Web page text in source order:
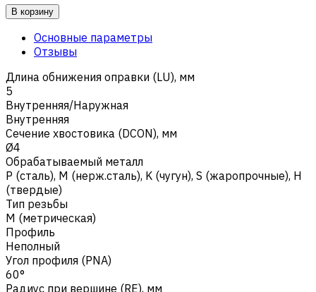
В корзину
Основные параметры
Отзывы
Длина обнижения оправки (LU), мм
5
Внутренняя/Наружная
Внутренняя
Сечение хвостовика (DCON), мм
Ø4
Обрабатываемый металл
Р (сталь), M (нерж.сталь), K (чугун), S (жаропрочные), H
(твердые)
Тип резьбы
M (метрическая)
Профиль
Неполный
Угол профиля (PNA)
60°
Радиус при вершине (RE), мм